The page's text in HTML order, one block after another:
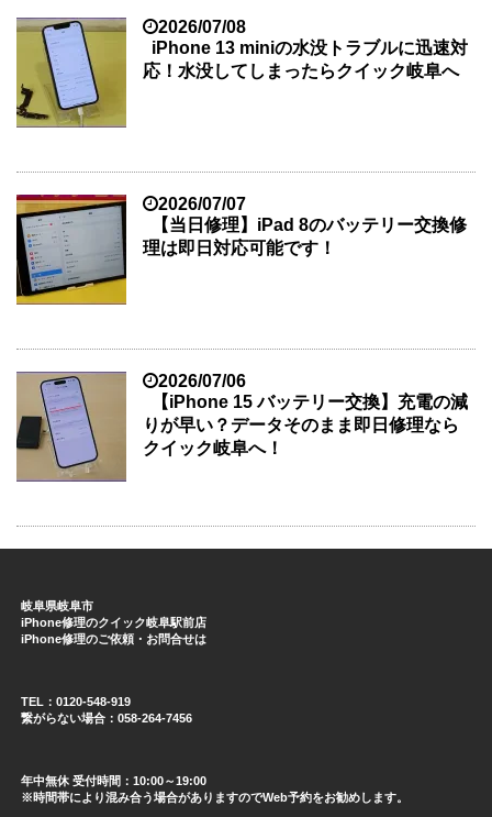
2026/07/08
iPhone 13 miniの水没トラブルに迅速対
応！水没してしまったらクイック岐阜へ
2026/07/07
【当日修理】iPad 8のバッテリー交換修
理は即日対応可能です！
2026/07/06
【iPhone 15 バッテリー交換】充電の減
りが早い？データそのまま即日修理なら
クイック岐阜へ！
岐阜県岐阜市
iPhone修理のクイック岐阜駅前店
iPhone修理のご依頼・お問合せは
TEL：0120-548-919
繋がらない場合：058-264-7456
年中無休 受付時間：10:00～19:00
※時間帯により混み合う場合がありますのでWeb予約をお勧めします。